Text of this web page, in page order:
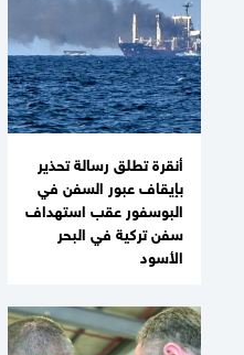
أنقرة تطلق رسالة تحذير
بإيقاف عبور السفن في
البوسفور عقب استهداف
سفن تركية في البحر
الأسود